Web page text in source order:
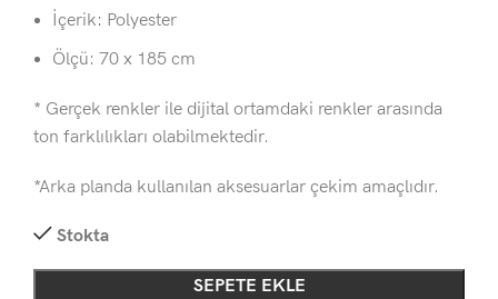
İçerik: Polyester
Ölçü: 70 x 185 cm
* Gerçek renkler ile dijital ortamdaki renkler arasında
ton farklılıkları olabilmektedir.
*Arka planda kullanılan aksesuarlar çekim amaçlıdır.
Stokta
SEPETE EKLE